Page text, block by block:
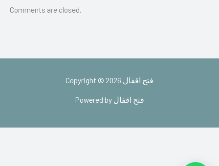
Comments are closed.
Copyright © 2026 فتح اقفال
Powered by فتح اقفال